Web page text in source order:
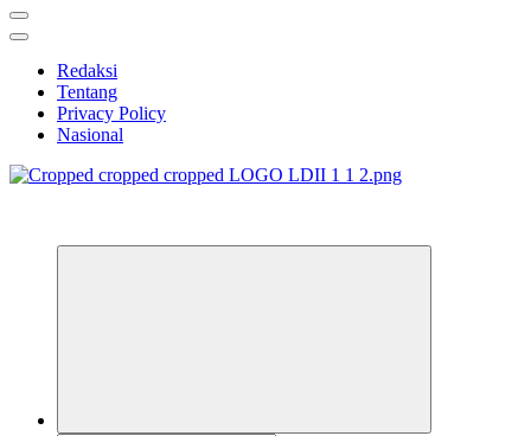
Redaksi
Tentang
Privacy Policy
Nasional